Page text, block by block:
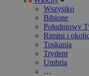
Wszystko
Bibione
Południowy
Rimini i
Toskania
Trydent
Umbria
…